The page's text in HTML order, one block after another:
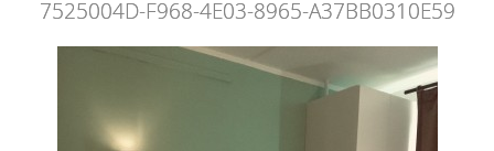
7525004D-F968-4E03-8965-A37BB0310E59